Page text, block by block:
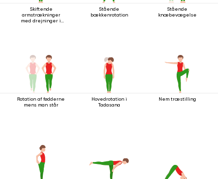
Skiftende
armstrækninger
med drejninger i
Stående
bækkenrotation
Stående
knæbevægelse
Rotation af fødderne
mens man står
Hovedrotation i
Tadasana
Nem træstilling